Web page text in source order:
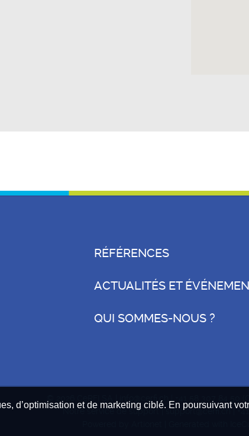
RÉFÉRENCES
ACTUALITÉS ET
QUI SOMMES-NOUS ?
Notre service de support |support@cerfi.ch
d’optimisation et de marketing ciblé. En poursuivant